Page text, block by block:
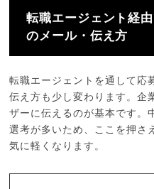
転職エージェント経
のメール・伝え方
転職エージェントを通して応
伝え方も少し変わります。企
ザーに伝えるのが基本です。
選考が多いため、ここを押さ
気に軽くなります。